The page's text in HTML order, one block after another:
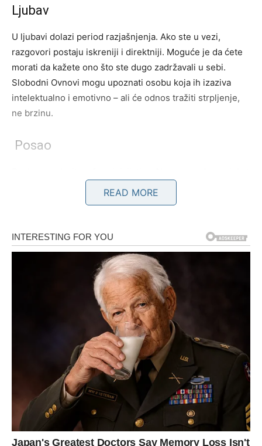
Ljubav
U ljubavi dolazi period razjašnjenja. Ako ste u vezi,
razgovori postaju iskreniji i direktniji. Moguće je da ćete
morati da kažete ono što ste dugo zadržavali u sebi.
Slobodni Ovnovi mogu upoznati osobu koja ih izaziva
intelektualno i emotivno – ali će odnos tražiti strpljenje,
ne brzinu.
Posao
ili prilika da pokažete liderstvo može se pojaviti iznenada.
Važno je da ne reagujete impulsivno, već strateški.
BIK
Pred vama je stabilan, ali emotivno dubok period. Ako ste
u vezi, odnos se učvršćuje kroz konkretne planove.
Slobodni Bikovi mogu ući u odnos koji počinje polako, ali
ima ozbiljan potencijal.
Posao
Na poslu dolazi sigurnost. Moguće je priznanje za vaš
READ MORE